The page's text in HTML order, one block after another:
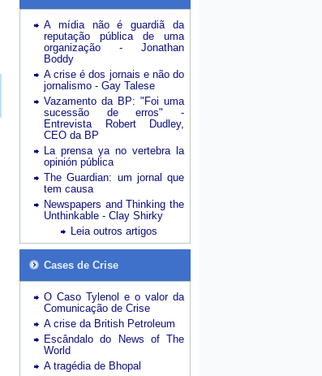
A mídia não é guardiã da
reputação pública de uma
organização - Jonathan
Boddy
A crise é dos jornais e não do
jornalismo - Gay Talese
Vazamento da BP: "Foi uma
sucessão de erros" -
Entrevista Robert Dudley,
CEO da BP
La prensa ya no vertebra la
opinión pública
The Guardian: um jornal que
tem causa
Newspapers and Thinking the
Unthinkable - Clay Shirky
Leia outros artigos
Cases de Crise
O Caso Tylenol e o valor da
Comunicação de Crise
A crise da British Petroleum
Escândalo do News of The
World
A tragédia de Bhopal